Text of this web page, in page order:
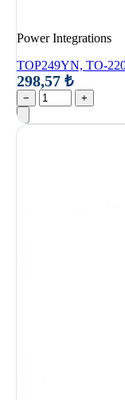
Power Integrations
TOP249YN, TO-
298,57 ₺
− +